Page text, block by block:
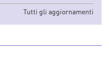
Tutti gli aggiornamenti